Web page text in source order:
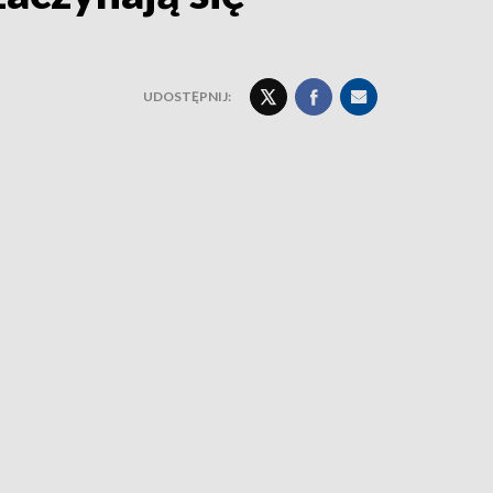
UDOSTĘPNIJ: